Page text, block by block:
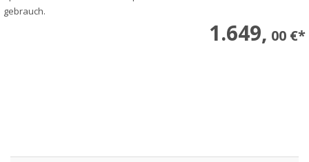
gebrauch.
1.649, 00 €*